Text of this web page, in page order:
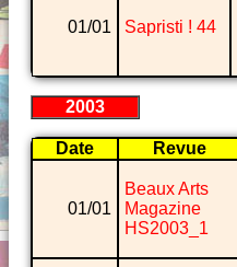
01/01 Sapristi ! 44
2003
Date Revue
01/01
Beaux Arts
Magazine
HS2003_1